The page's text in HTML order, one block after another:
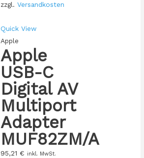
zzgl. Versandkosten
Quick View
Apple
Apple
USB-C
Digital AV
Multiport
Adapter
MUF82ZM/A
95,21 € inkl. MwSt.